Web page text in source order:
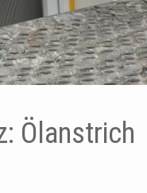
Ölanstrich